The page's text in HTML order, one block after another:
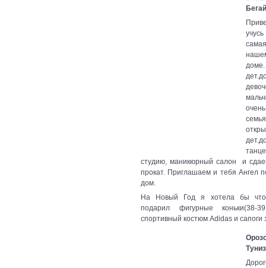
студию, маникюрный салон и
прокат. Приглашаем и тебя Ангел
дом.
На Новый Год я хотела бы
подарил фигурные коньки(38-
спортивный костюм Adidas и сапоги